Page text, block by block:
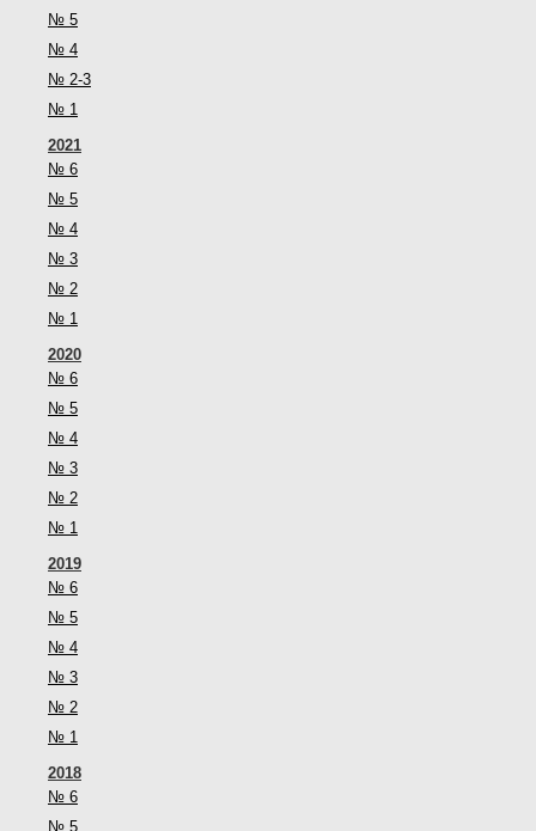
№ 5
№ 4
№ 2-3
№ 1
2021
№ 6
№ 5
№ 4
№ 3
№ 2
№ 1
2020
№ 6
№ 5
№ 4
№ 3
№ 2
№ 1
2019
№ 6
№ 5
№ 4
№ 3
№ 2
№ 1
2018
№ 6
№ 5